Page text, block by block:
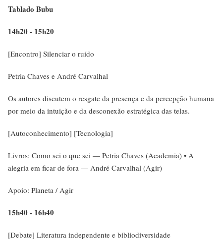
Tablado Bubu
14h20 - 15h20
[Encontro] Silenciar o ruído
Petria Chaves e André Carvalhal
Os autores discutem o resgate da presença e da percepção humana
por meio da intuição e da desconexão estratégica das telas.
[Autoconhecimento] [Tecnologia]
Livros: Como sei o que sei — Petria Chaves (Academia) • A
alegria em ficar de fora — André Carvalhal (Agir)
Apoio: Planeta / Agir
15h40 - 16h40
[Debate] Literatura independente e bibliodiversidade